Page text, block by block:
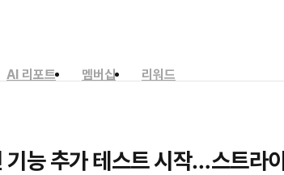
AI 리포트 멤버십
리워드
기능 추가 테스트 시작…스트라